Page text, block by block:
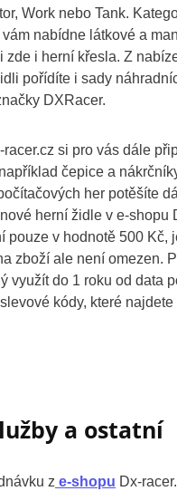
Work nebo Tank.
vám nabídne látkové a
zde i herní křesla. Z
pořídíte i sady
DXRacer.
racer.cz si pro vás dále
čepice a
her potěšíte
herní židle v e-shopu
pouze v hodnotě 500 Kč,
zboží ale není omezen.
využít do 1 roku od data
kódy, které
a ostatní
z e-shopu Dx-